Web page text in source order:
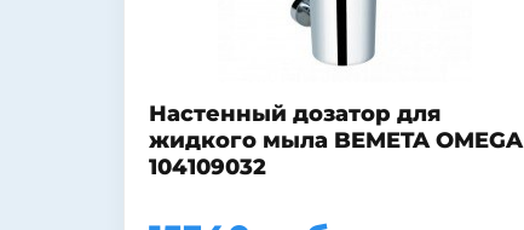
Настенный дозатор для
жидкого мыла BEMETA OMEGA
104109032